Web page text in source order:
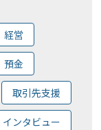
経営
預金
取引先支援
インタビュー